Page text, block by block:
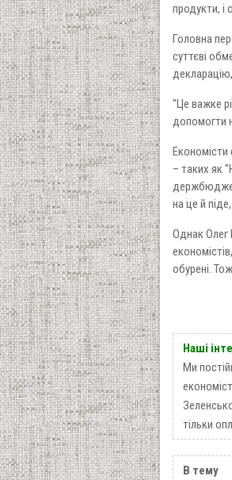
продукти,
Головна
суттєві
"Це важке
допомогти
Економісти
– таких як
на це й
Однак Олег
обурені.
Наші
Ми
тільки
В тему